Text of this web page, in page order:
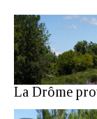
La Drôme